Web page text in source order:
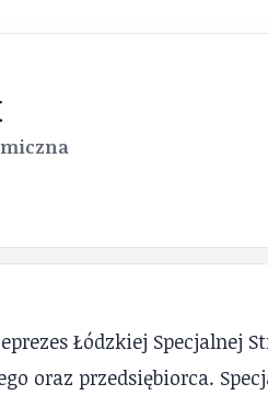
Łódzkiej Specjalnej
oraz przedsiębiorca.